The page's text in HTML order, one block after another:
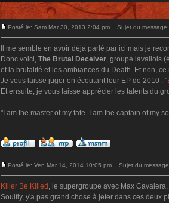
Posté le: Sam Mar 30, 2013 2:04 pm Sujet du message:
Il me semble en avoir déjà parlé par ici mais je
Donc voici, The Brutal Deceiver, groupe lavallois
et la brutalité et les ambiances du Death. Et non,
Je vous laisse juger en écoutant leur EP de 2010 : "
Et ensuite, je vous laisse apprécier les talents du
"I am the master of my fate. I am the captain of my
Posté le: Ven Mar 14, 2014 10:05 pm Sujet du
Killer Be Killed , le supergroupe avec Max
Soulfly, y'a pas grand chose à jeter dans ces deux